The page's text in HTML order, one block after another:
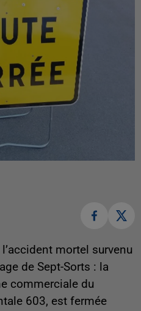
mortel survenu
de Sept-Sorts : la
commerciale du
603, est fermée